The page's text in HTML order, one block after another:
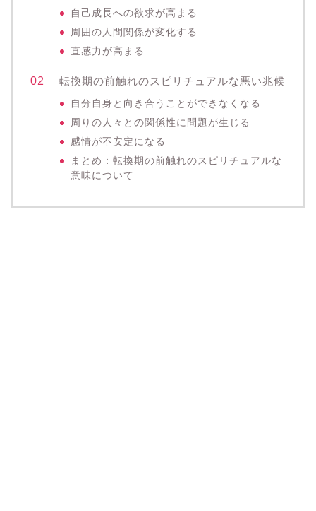
自己成長への欲求が高まる
周囲の人間関係が変化する
直感力が高まる
転換期の前触れのスピリチュアルな悪い兆候
自分自身と向き合うことができなくなる
周りの人々との関係性に問題が生じる
感情が不安定になる
まとめ：転換期の前触れのスピリチュアルな
意味について